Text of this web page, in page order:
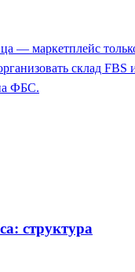
— маркетплейс
склад FBS
ФБС.
структура